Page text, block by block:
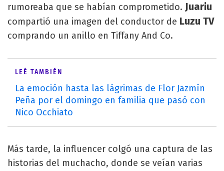
rumoreaba que se habían comprometido. Juariu
compartió una imagen del conductor de Luzu TV
comprando un anillo en Tiffany And Co.
LEÉ TAMBIÉN
La emoción hasta las lágrimas de Flor Jazmín
Peña por el domingo en familia que pasó con
Nico Occhiato
Más tarde, la influencer colgó una captura de las
historias del muchacho, donde se veían varias